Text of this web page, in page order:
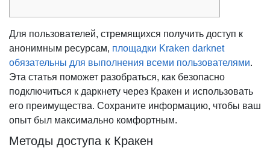
Для пользователей, стремящихся получить доступ к
анонимным ресурсам, площадки Kraken darknet
обязательны для выполнения всеми пользователями.
Эта статья поможет разобраться, как безопасно
подключиться к даркнету через Кракен и использовать
его преимущества. Сохраните информацию, чтобы ваш
опыт был максимально комфортным.
Методы доступа к Кракен